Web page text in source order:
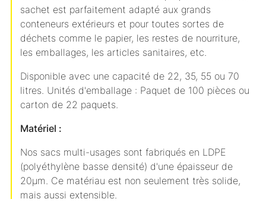
sachet est parfaitement adapté aux grands
conteneurs extérieurs et pour toutes sortes de
déchets comme le papier, les restes de nourriture,
les emballages, les articles sanitaires, etc.
Disponible avec une capacité de 22, 35, 55 ou 70
litres. Unités d'emballage : Paquet de 100 pièces ou
carton de 22 paquets.
Matériel :
Nos sacs multi-usages sont fabriqués en LDPE
(polyéthylène basse densité) d'une épaisseur de
20µm. Ce matériau est non seulement très solide,
mais aussi extensible.